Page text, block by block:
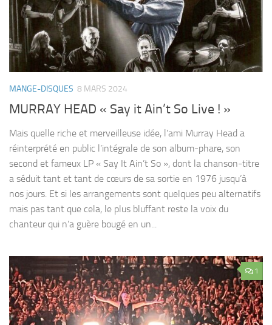
MANGE-DISQUES 8 MARS 2024
MURRAY HEAD « Say it Ain’t So Live ! »
Mais quelle riche et merveilleuse idée, l’ami Murray Head a
réinterprété en public l’intégrale de son album-phare, son
second et fameux LP « Say It Ain’t So », dont la chanson-titre
a séduit tant et tant de cœurs de sa sortie en 1976 jusqu’à
nos jours. Et si les arrangements sont quelques peu alternatifs
mais pas tant que cela, le plus bluffant reste la voix du
chanteur qui n’a guère bougé en un...
1